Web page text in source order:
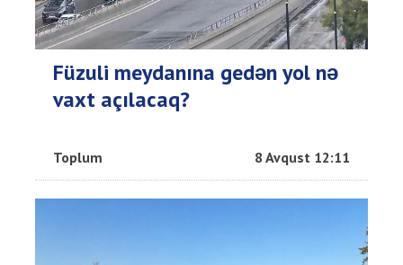
Füzuli meydanına gedən yol nə
vaxt açılacaq?
Toplum 8 Avqust 12:11